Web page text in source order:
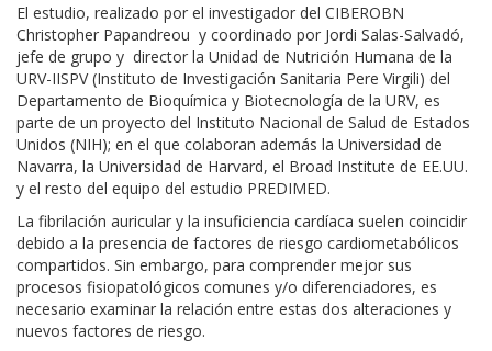
El estudio, realizado por el investigador del CIBEROBN
Christopher Papandreou y coordinado por Jordi Salas-Salvadó,
jefe de grupo y director la Unidad de Nutrición Humana de la
URV-IISPV (Instituto de Investigación Sanitaria Pere Virgili) del
Departamento de Bioquímica y Biotecnología de la URV, es
parte de un proyecto del Instituto Nacional de Salud de Estados
Unidos (NIH); en el que colaboran además la Universidad de
Navarra, la Universidad de Harvard, el Broad Institute de EE.UU.
y el resto del equipo del estudio PREDIMED.
La fibrilación auricular y la insuficiencia cardíaca suelen coincidir
debido a la presencia de factores de riesgo cardiometabólicos
compartidos. Sin embargo, para comprender mejor sus
procesos fisiopatológicos comunes y/o diferenciadores, es
necesario examinar la relación entre estas dos alteraciones y
nuevos factores de riesgo.